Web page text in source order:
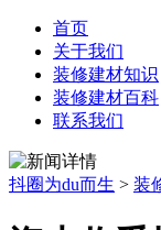
首页
关于我们
装修建材知识
装修建材百科
联系我们
抖圈为du而生 > 装